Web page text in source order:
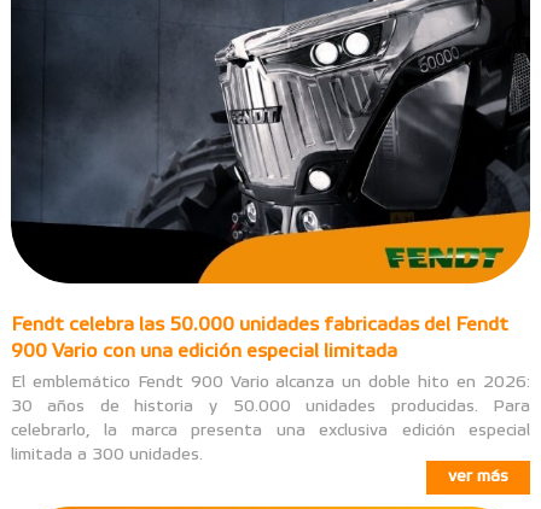
Fendt celebra las 50.000 unidades fabricadas del Fendt
900 Vario con una edición especial limitada
El emblemático Fendt 900 Vario alcanza un doble hito en 2026:
30 años de historia y 50.000 unidades producidas. Para
celebrarlo, la marca presenta una exclusiva edición especial
limitada a 300 unidades.
ver más